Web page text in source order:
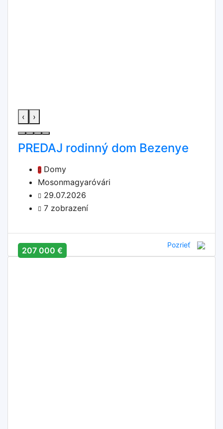
‹ ›
207 000 €
PREDAJ rodinný dom Bezenye
Domy
Mosonmagyaróvári
29.07.2026
7 zobrazení
Pozrieť